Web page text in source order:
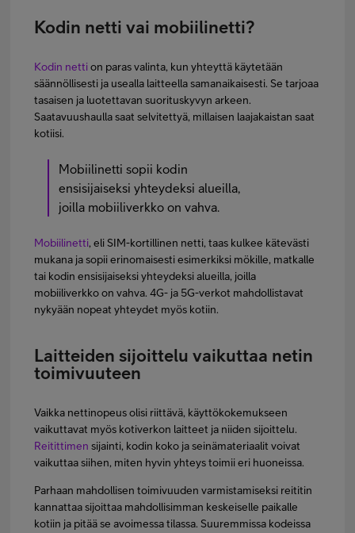
Kodin netti vai mobiilinetti?
Kodin nettion paras valinta, kun yhteyttä käytetään
säännöllisesti ja usealla laitteella samanaikaisesti. Se tarjoaa
tasaisen ja luotettavan suorituskyvyn arkeen.
Saatavuushaulla saat selvitettyä, millaisen laajakaistan saat
kotiisi.
Mobiilinetti sopii kodin
ensisijaiseksi yhteydeksi alueilla,
joilla mobiiliverkko on vahva.
Mobiilinetti, eli SIM-kortillinen netti, taas kulkee kätevästi
mukana ja sopii erinomaisesti esimerkiksi mökille, matkalle
tai kodin ensisijaiseksi yhteydeksi alueilla, joilla
mobiiliverkko on vahva. 4G- ja 5G-verkot mahdollistavat
nykyään nopeat yhteydet myös kotiin.
Laitteiden sijoittelu vaikuttaa netin
toimivuuteen
Vaikka nettinopeus olisi riittävä, käyttökokemukseen
vaikuttavat myös kotiverkon laitteet ja niiden sijoittelu.
Reitittimen sijainti, kodin koko ja seinämateriaalit voivat
vaikuttaa siihen, miten hyvin yhteys toimii eri huoneissa.
Parhaan mahdollisen toimivuuden varmistamiseksi reititin
kannattaa sijoittaa mahdollisimman keskeiselle paikalle
kotiin ja pitää se avoimessa tilassa. Suuremmissa kodeissa